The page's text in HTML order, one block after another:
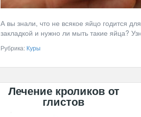
А вы знали, что не всякое яйцо годится
закладкой и нужно ли мыть такие яйца?
Рубрика: Куры
Лечение кроликов от
глистов